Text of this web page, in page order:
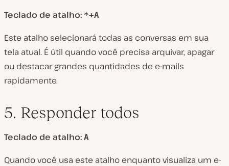
Teclado de atalho: *+A
Este atalho selecionará todas as conversas em sua
tela atual. É útil quando você precisa arquivar, apagar
ou destacar grandes quantidades de e-mails
rapidamente.
5. Responder todos
Teclado de atalho: A
Quando você usa este atalho enquanto visualiza um e-